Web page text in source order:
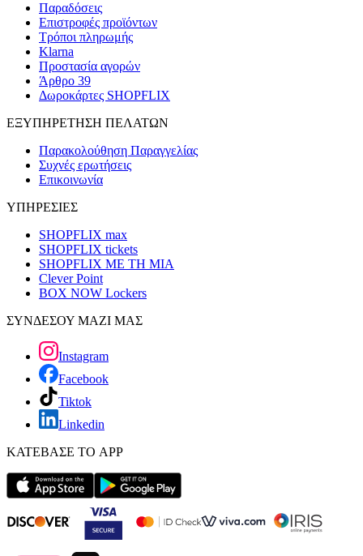
Παραδόσεις
Επιστροφές προϊόντων
Τρόποι πληρωμής
Klarna
Προστασία αγορών
Άρθρο 39
Δωροκάρτες SHOPFLIX
ΕΞΥΠΗΡΕΤΗΣΗ ΠΕΛΑΤΩΝ
Παρακολούθηση Παραγγελίας
Συχνές ερωτήσεις
Επικοινωνία
ΥΠΗΡΕΣΙΕΣ
SHOPFLIX max
SHOPFLIX tickets
SHOPFLIX ΜΕ ΤΗ ΜΙΑ
Clever Point
BOX NOW Lockers
ΣΥΝΔΕΣΟΥ ΜΑΖΙ ΜΑΣ
Instagram
Facebook
Tiktok
Linkedin
ΚΑΤΕΒΑΣΕ ΤΟ APP